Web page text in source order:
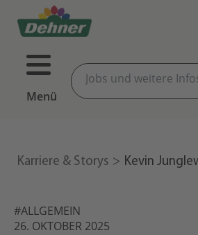
Menü
Karriere & Storys Kevin
#ALLGEMEIN
26. OKTOBER 2025